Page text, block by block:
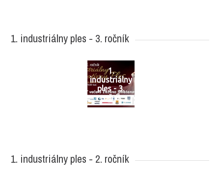
1. industriálny ples - 3. ročník
1.
industriálny
ples - 3.
ročník
1. industriálny ples - 2. ročník